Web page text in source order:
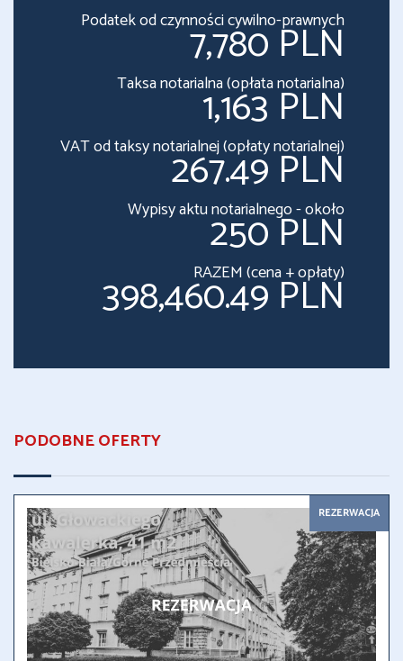
Podatek od czynności cywilno-prawnych
7,780 PLN
Taksa notarialna (opłata notarialna)
1,163 PLN
VAT od taksy notarialnej (opłaty notarialnej)
267.49 PLN
Wypisy aktu notarialnego - około
250 PLN
RAZEM (cena + opłaty)
398,460.49 PLN
PODOBNE OFERTY
REZERWACJA